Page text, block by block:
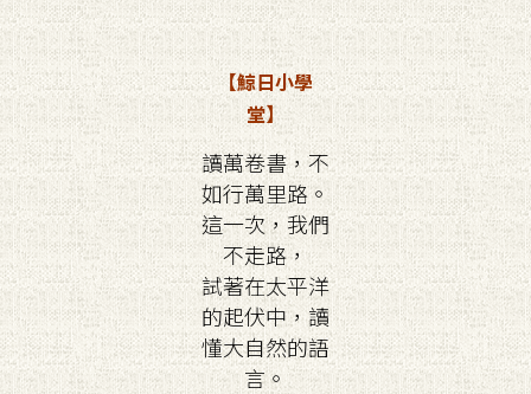
【鯨日小學
堂】
讀萬卷書，不
如行萬里路。
這一次，我們
不走路，
試著在太平洋
的起伏中，讀
懂大自然的語
言。